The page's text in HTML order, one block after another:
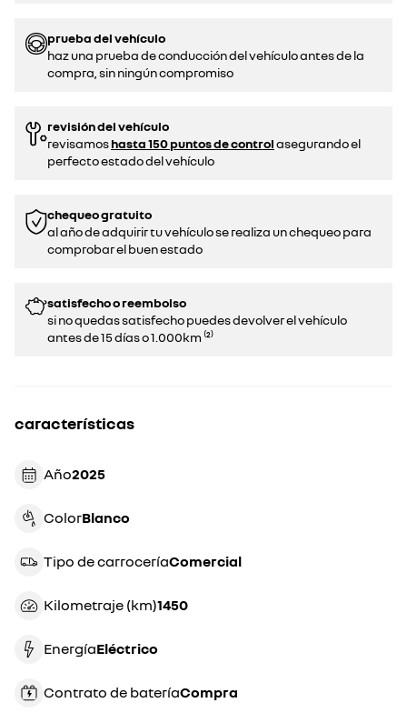
prueba del vehículo
haz una prueba de conducción del vehículo antes de la
compra, sin ningún compromiso
revisión del vehículo
revisamoshasta 150 puntos de controlasegurando el
perfecto estado del vehículo
chequeo gratuito
al año de adquirir tu vehículo se realiza un chequeo para
comprobar el buen estado​​
satisfecho o reembolso
si no quedas satisfecho puedes devolver el vehículo
antes de 15 días o 1.000km ⁽²⁾
características
Año 2025
Color blanco
Tipo de carrocería comercial
Kilometraje (km) 1450
Energía eléctrico
Contrato de batería compra